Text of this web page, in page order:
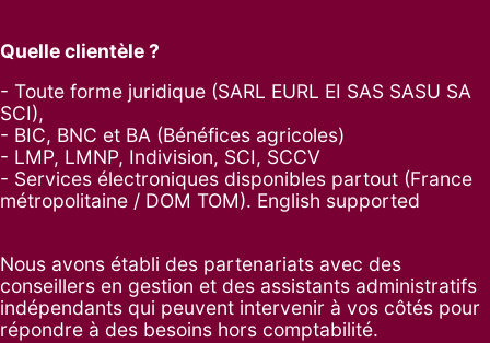
Quelle clientèle ?
- Toute forme juridique (SARL EURL EI SAS SASU SA
SCI),
- BIC, BNC et BA (Bénéfices agricoles)
- LMP, LMNP, Indivision, SCI, SCCV
- Services électroniques disponibles partout (France
métropolitaine / DOM TOM). English supported
Nous avons établi des partenariats avec des
conseillers en gestion et des assistants administratifs
indépendants qui peuvent intervenir à vos côtés pour
répondre à des besoins hors comptabilité.